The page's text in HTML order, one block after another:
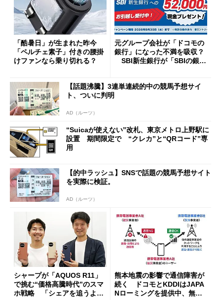
「酷暑日」が生まれた昨今
「ペルチェ素子」付きの腰掛
けファンなら乗り切れる？
元グループ会社が「ドコモの
銀行」になった不満を吸収？
SBI新生銀行が「SBIの銀
開催
【話題沸騰】3連単連続的中の競馬予想サイ
ト、ついに判明
AD（ルーツ）
“Suicaが使えない”改札、東京メトロ上野駅に
設置 期間限定で “クレカ”と“QRコード”専
用
【的中ラッシュ】SNSで話題の競馬予想サイト
を実際に検証。
AD（ルーツ）
シャープが「AQUOS R11」
で挑む“価格高騰時代”のスマ
ホ戦略 「シェアを追うより
熊本地震の影響で通信障害が
続く ドコモとKDDIはJAPA
Nローミングを提供中、無料